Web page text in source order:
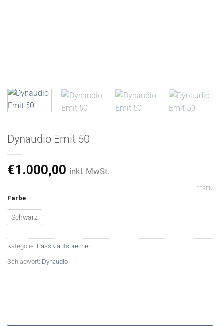
Dynaudio Emit 50
€1.000,00 inkl. MwSt.
Farbe
Schwarz
LEEREN
Kategorie: Passivlautsprecher
Schlagwort: Dynaudio